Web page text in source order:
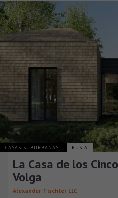
CASAS SUBURBANAS RUSIA
La Casa de los
Volga
Alexander Tischler LLC